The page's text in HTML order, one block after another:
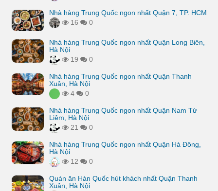
Nhà hàng Trung Quốc ngon nhất Quận 7, TP. HCM
16
0
Nhà hàng Trung Quốc ngon nhất Quận Long Biên,
Hà Nội
19
0
Nhà hàng Trung Quốc ngon nhất Quận Thanh
Xuân, Hà Nội
4
0
Nhà hàng Trung Quốc ngon nhất Quận Nam Từ
Liêm, Hà Nội
21
0
Nhà hàng Trung Quốc ngon nhất Quận Hà Đông,
Hà Nội
12
0
Quán ăn Hàn Quốc hút khách nhất Quận Thanh
Xuân, Hà Nội